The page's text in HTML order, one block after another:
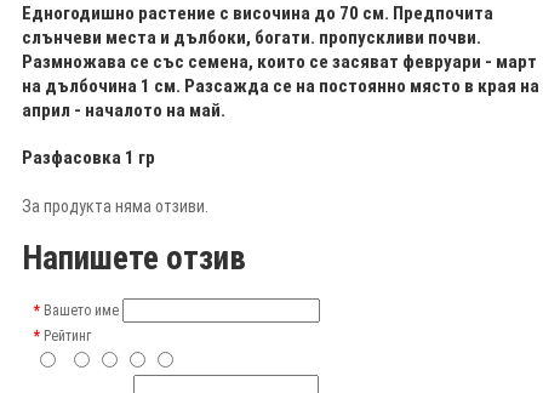
Едногодишно растение с височина до 70 см. Предпочита
слънчеви места и дълбоки, богати. пропускливи почви.
Размножава се със семена, които се засяват февруари - март
на дълбочина 1 см. Разсажда се на постоянно място в края на
април - началото на май.
Разфасовка 1 гр
За продукта няма отзиви.
Напишете отзив
Вашето име
Рейтинг